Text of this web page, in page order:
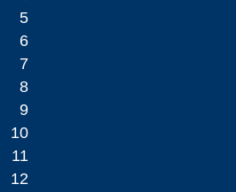
5
6
7
8
9
10
11
12